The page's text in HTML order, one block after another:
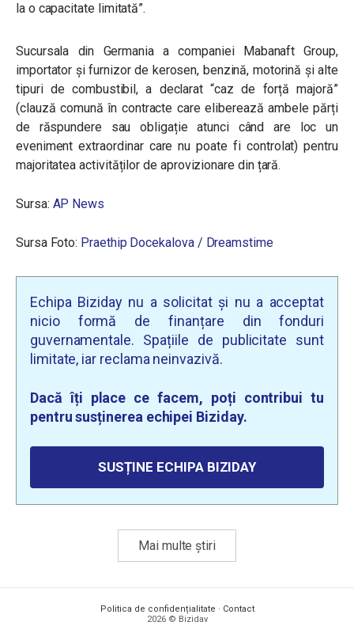
la o capacitate limitată”.
Sucursala din Germania a companiei Mabanaft Group,
importator și furnizor de kerosen, benzină, motorină și alte
tipuri de combustibil, a declarat “caz de forță majoră”
(clauză comună în contracte care eliberează ambele părți
de răspundere sau obligație atunci când are loc un
eveniment extraordinar care nu poate fi controlat) pentru
majoritatea activităților de aprovizionare din țară.
Sursa: AP News
Sursa Foto: Praethip Docekalova / Dreamstime
Echipa Biziday nu a solicitat și nu a acceptat
nicio formă de finanțare din fonduri
guvernamentale. Spațiile de publicitate sunt
limitate, iar reclama neinvazivă.
Dacă îți place ce facem, poți contribui tu
pentru susținerea echipei Biziday.
SUSȚINE ECHIPA BIZIDAY
Mai multe știri
Politica de confidențialitate · Contact
2026 © Biziday